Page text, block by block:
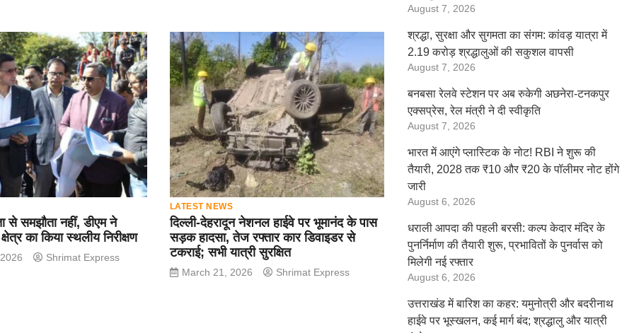
से समझौता नहीं, डीएम ने
का किया स्थलीय निरीक्षण
Shrimat Express
LATEST NEWS
दिल्ली-देहरादून नेशनल हाईवे पर भूमानंद के पास
सड़क हादसा, तेज रफ्तार कार डिवाइडर से
टकराई; सभी यात्री सुरक्षित
March 21, 2026 Shrimat Express
August 7, 2026
श्रद्धा, सुरक्षा और सुगमता का संगम: कांवड़ यात्रा में
2.19 करोड़ श्रद्धालुओं की सकुशल वापसी
August 7, 2026
बनबसा रेलवे स्टेशन पर अब रुकेगी अछनेरा-टनकपुर
एक्सप्रेस, रेल मंत्री ने दी स्वीकृति
August 7, 2026
भारत में आएंगे प्लास्टिक के नोट! RBI ने शुरू की
तैयारी, 2028 तक ₹10 और ₹20 के पॉलीमर नोट होंगे
जारी
August 6, 2026
धराली आपदा की पहली बरसी: कल्प केदार मंदिर के
पुनर्निर्माण की तैयारी शुरू, प्रभावितों के पुनर्वास को
मिलेगी नई रफ्तार
August 6, 2026
उत्तराखंड में बारिश का कहर: यमुनोत्री और बदरीनाथ
हाईवे पर भूस्खलन, कई मार्ग बंद; श्रद्धालु और यात्री